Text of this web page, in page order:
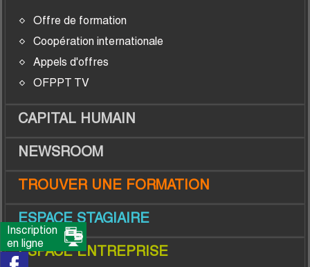
Offre de formation
Coopération internationale
Appels d'offres
OFPPT TV
CAPITAL HUMAIN
NEWSROOM
TROUVER UNE FORMATION
ESPACE STAGIAIRE
ESPACE ENTREPRISE
Inscription
en ligne